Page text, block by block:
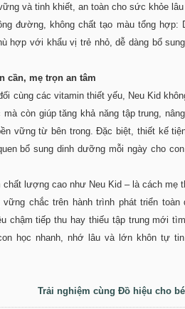
và tinh khiết, an toàn cho sức khỏe lâu
đường, không chất tạo màu tổng hợp:
hợp với khẩu vị trẻ nhỏ, dễ dàng bổ
cần, mẹ trọn an tâm
cùng các vitamin thiết yếu, Neu Kid
còn giúp tăng khả năng tập trung,
vững từ bên trong. Đặc biệt, thiết kế
bổ sung dinh dưỡng mỗi ngày cho
chất lượng cao như Neu Kid – là cách mẹ
chắc trên hành trình phát triển toàn
chậm tiếp thu hay thiếu tập trung mới
học nhanh, nhớ lâu và lớn khôn tự
Trải nghiệm cùng Đồ hiệu cho